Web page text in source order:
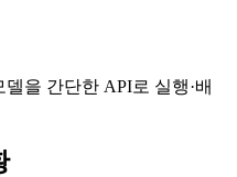
을 간단한 API로 실행·배